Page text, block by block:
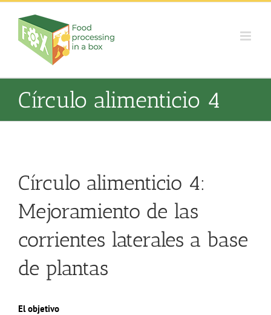
Skip
content
Círculo alimenticio 4
Círculo alimenticio 4:
Mejoramiento de las
corrientes laterales a base
de plantas
El objetivo